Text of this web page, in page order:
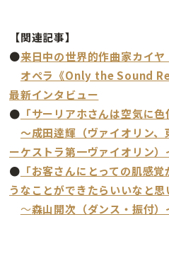
【関連記事】
●来日中の世界的作曲家カイ
オペラ《Only the Sound
最新インタビュー
● 「サーリアホさんは空気に
〜成田逹輝（ヴァイオリン
ーケストラ第一ヴァイオリン）
● 「お客さんにとっての肌感
うなことができたらいいなと思
〜森山開次（ダンス・振付）